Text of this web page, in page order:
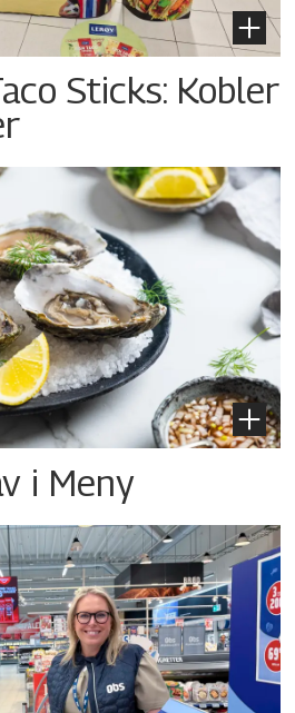
Sticks: Kobler
i Meny